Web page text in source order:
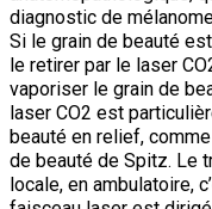
diagnostic de
Si le grain de beauté
le retirer par le laser
vaporiser le grain de
laser CO2 est
beauté en relief,
de beauté de Spitz. Le
locale, en ambulatoire,